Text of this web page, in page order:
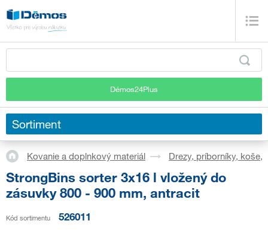
Démos24Plus
Sortiment
Kovanie a doplnkový materiál Drezy, príborníky, koše,
StrongBins sorter 3x16 l vložený do
zásuvky 800 - 900 mm, antracit
Kód sortimentu 526011